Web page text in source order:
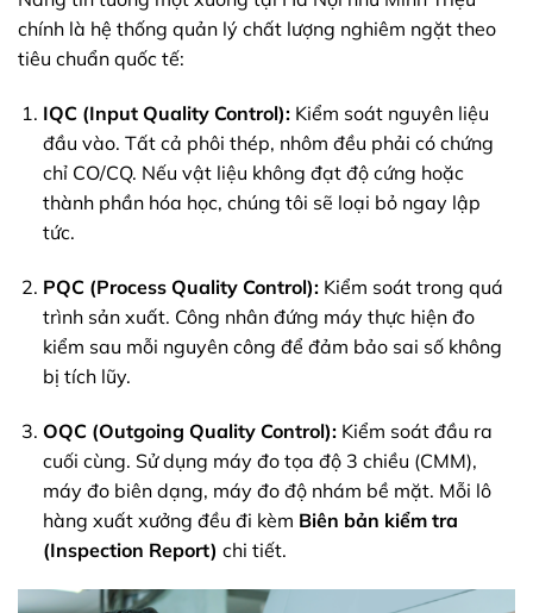
chính là hệ thống quản lý chất lượng nghiêm ngặt theo
tiêu chuẩn quốc tế:
IQC (Input Quality Control):Kiểm soát nguyên liệu
đầu vào. Tất cả phôi thép, nhôm đều phải có chứng
chỉ CO/CQ. Nếu vật liệu không đạt độ cứng hoặc
thành phần hóa học, chúng tôi sẽ loại bỏ ngay lập
tức.
PQC (Process Quality Control):Kiểm soát trong quá
trình sản xuất. Công nhân đứng máy thực hiện đo
kiểm sau mỗi nguyên công để đảm bảo sai số không
bị tích lũy.
OQC (Outgoing Quality Control):Kiểm soát đầu ra
cuối cùng. Sử dụng máy đo tọa độ 3 chiều (CMM),
máy đo biên dạng, máy đo độ nhám bề mặt. Mỗi lô
hàng xuất xưởng đều đi kèm Biên bản kiểm tra
(Inspection Report) chi tiết.